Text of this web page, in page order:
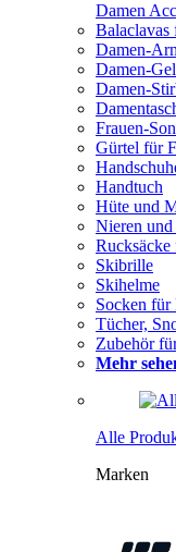
Damen
Balaclavas
Damen-
Damen-
Damen-
Frauen-
Gürtel für
Handtuch
Hüte und
Nieren
Rucksäcke
Skibrille
Skihelme
Socken für
Tücher,
Zubehör
Mehr
Alle
Marken